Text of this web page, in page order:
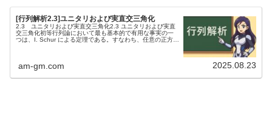
b
{
C
}
m
t
ri
x
\
[行列解析2.3]ユニタリおよび実直交三角化
2.3 ユニタリおよび実直交三角化2.3 ユニタリおよび実直
交三角化初等行列論において最も基本的で有用な事実の一
つは、I. Schur による定理である。すなわち、任意の正方複
am-gm.com 2025.08.23